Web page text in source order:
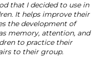
that I decided to use in
It helps improve their
the development of
memory, attention, and
to practice their
to their group.